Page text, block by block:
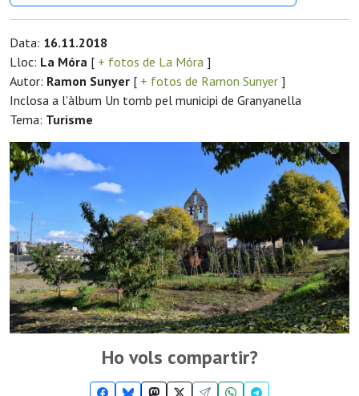
Data: 16.11.2018
Lloc: La Móra [ + fotos de La Móra ]
Autor: Ramon Sunyer [ + fotos de Ramon Sunyer ]
Inclosa a l'àlbum Un tomb pel municipi de Granyanella
Tema: Turisme
Ho vols compartir?